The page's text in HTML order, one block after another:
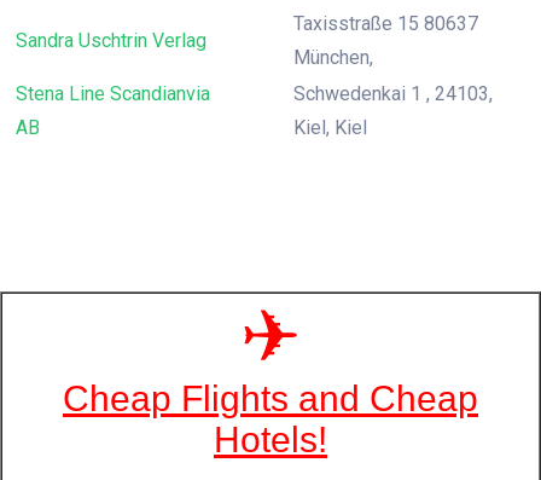
Sandra Uschtrin Verlag
Taxisstraße 15 80637
München,
Stena Line Scandianvia
AB
Schwedenkai 1 , 24103,
Kiel, Kiel